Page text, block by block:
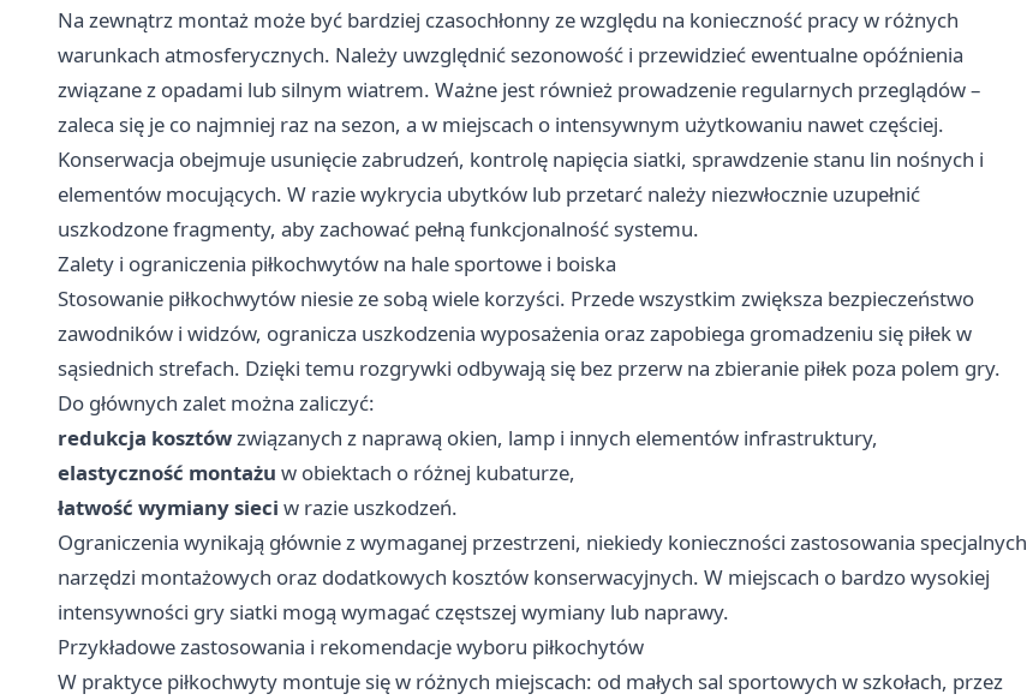
Na zewnątrz montaż może być bardziej czasochłonny ze względu na konieczność pracy w różnych
warunkach atmosferycznych. Należy uwzględnić sezonowość i przewidzieć ewentualne opóźnienia
związane z opadami lub silnym wiatrem. Ważne jest również prowadzenie regularnych przeglądów –
zaleca się je co najmniej raz na sezon, a w miejscach o intensywnym użytkowaniu nawet częściej.
Konserwacja obejmuje usunięcie zabrudzeń, kontrolę napięcia siatki, sprawdzenie stanu lin nośnych i
elementów mocujących. W razie wykrycia ubytków lub przetarć należy niezwłocznie uzupełnić
uszkodzone fragmenty, aby zachować pełną funkcjonalność systemu.
Zalety i ograniczenia piłkochwytów na hale sportowe i boiska
Stosowanie piłkochwytów niesie ze sobą wiele korzyści. Przede wszystkim zwiększa bezpieczeństwo
zawodników i widzów, ogranicza uszkodzenia wyposażenia oraz zapobiega gromadzeniu się piłek w
sąsiednich strefach. Dzięki temu rozgrywki odbywają się bez przerw na zbieranie piłek poza polem gry.
Do głównych zalet można zaliczyć:
redukcja kosztów związanych z naprawą okien, lamp i innych elementów infrastruktury,
elastyczność montażu w obiektach o różnej kubaturze,
łatwość wymiany sieci w razie uszkodzeń.
Ograniczenia wynikają głównie z wymaganej przestrzeni, niekiedy konieczności zastosowania specjalnych
narzędzi montażowych oraz dodatkowych kosztów konserwacyjnych. W miejscach o bardzo wysokiej
intensywności gry siatki mogą wymagać częstszej wymiany lub naprawy.
Przykładowe zastosowania i rekomendacje wyboru piłkochytów
W praktyce piłkochwyty montuje się w różnych miejscach: od małych sal sportowych w szkołach, przez